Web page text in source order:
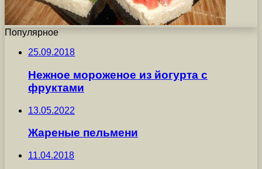
Популярное
25.09.2018
Нежное мороженое из йогурта с
фруктами
13.05.2022
Жареные пельмени
11.04.2018